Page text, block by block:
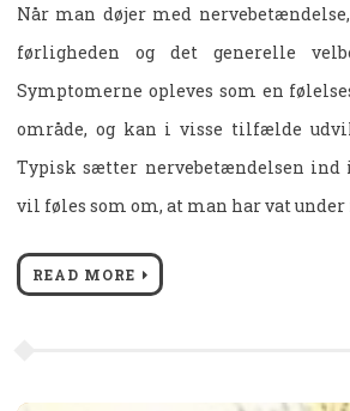
Når man døjer med
førligheden og det generelle
Symptomerne opleves som en
område, og kan i visse tilfælde
Typisk sætter nervebetændelsen ind
vil føles som om, at man har vat
READ MORE